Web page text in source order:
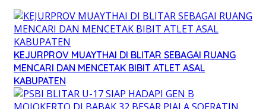
KEJURPROV MUAYTHAI DI BLITAR SEBAGAI RUANG
MENCARI DAN MENCETAK BIBIT ATLET ASAL
KABUPATEN